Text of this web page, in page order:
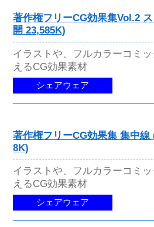
著作権フリーCG効果集Vol.2
開 23,585K)
イラストや、フルカラーコミ
えるCG効果素材
シェアウェア
著作権フリーCG効果集 集中線
8K)
イラストや、フルカラーコミ
えるCG効果素材
シェアウェア